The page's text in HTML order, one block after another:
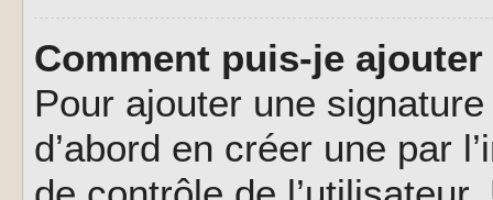
Comment puis-je
Pour ajouter une
d’abord en créer une par